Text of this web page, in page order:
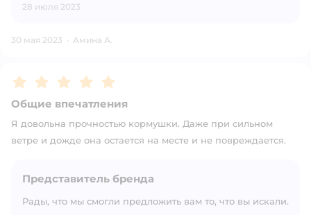
28 июля 2023
30 мая 2023 · Амина А.
Рейтинг:5
Общие впечатления
Я довольна прочностью кормушки. Даже при сильном
ветре и дожде она остается на месте и не повреждается.
Представитель бренда
Рады, что мы смогли предложить вам то, что вы искали.